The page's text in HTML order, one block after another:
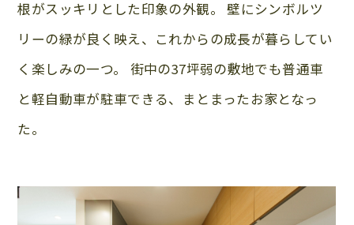
根がスッキリとした印象の外観。 壁にシンボルツ
リーの緑が良く映え、これからの成長が暮らしてい
く楽しみの一つ。 街中の37坪弱の敷地でも普通車
と軽自動車が駐車できる、まとまったお家となっ
た。